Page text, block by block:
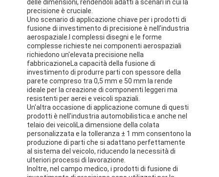
Giro della fabbrica
Controllo di qualità
Contattici
Nastro adesivo dell'isolamento
Nastro dell'isolamento del panno di vetro
Nastro termoresistente dell'isolamento
Nastro adesivo del panno di vetro
delle dimensioni, rendendoli adatti a scenari in cui la
precisione è cruciale.
Uno scenario di applicazione chiave per i prodotti di
fusione di investimento di precisione è nell'industria
aerospaziale.I complessi disegni e le forme
complesse richieste nei componenti aerospaziali
richiedono un'elevata precisione nella
fabbricazioneLa capacità della fusione di
investimento di produrre parti con spessore della
parete compreso tra 0,5 mm e 50 mm la rende
ideale per la creazione di componenti leggeri ma
resistenti per aerei e veicoli spaziali.
Un'altra occasione di applicazione comune di questi
prodotti è nell'industria automobilistica.e anche nel
telaio dei veicoliLa dimensione della colata
personalizzata e la tolleranza ± 1 mm consentono la
produzione di parti che si adattano perfettamente
al sistema del veicolo, riducendo la necessità di
ulteriori processi di lavorazione.
Inoltre, nel campo medico, i prodotti di fusione di